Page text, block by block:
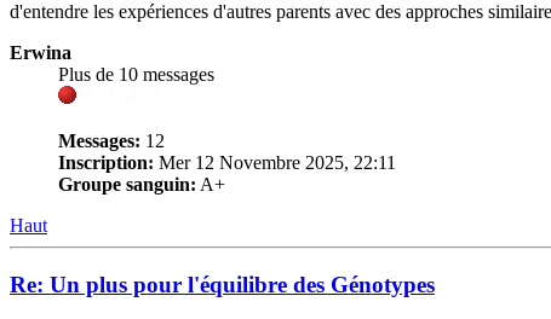
d'entendre les expériences d'autres parents avec des approches
Erwina
Plus de 10 messages
Messages: 12
Inscription: Mer 12 Novembre 2025, 22:11
Groupe sanguin: A+
Haut
Re: Un plus pour l'équilibre des Génotypes